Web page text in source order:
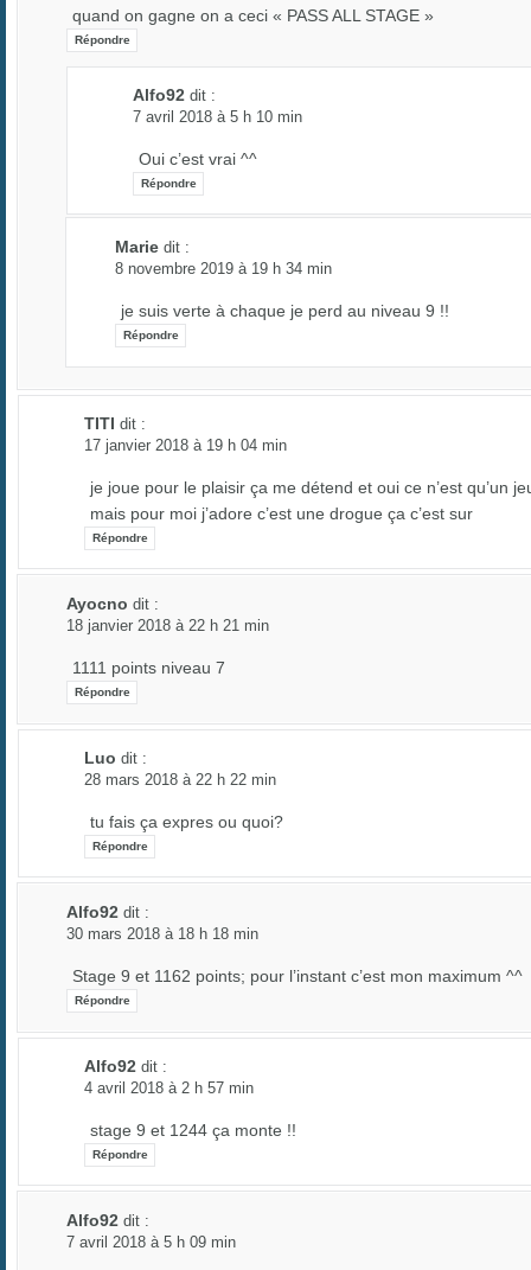
quand on gagne on a ceci « PASS ALL STAGE »
Répondre
Alfo92 dit :
7 avril 2018 à 5 h 10 min
Oui c’est vrai ^^
Répondre
Marie dit :
8 novembre 2019 à 19 h 34 min
je suis verte à chaque je perd au niveau 9 !!
Répondre
TITI dit :
17 janvier 2018 à 19 h 04 min
je joue pour le plaisir ça me détend et oui ce n’est qu’un
mais pour moi j’adore c’est une drogue ça c’est sur
Répondre
Ayocno dit :
18 janvier 2018 à 22 h 21 min
1111 points niveau 7
Répondre
Luo dit :
28 mars 2018 à 22 h 22 min
tu fais ça expres ou quoi?
Répondre
Alfo92 dit :
30 mars 2018 à 18 h 18 min
Stage 9 et 1162 points; pour l’instant c’est mon maximum ^^
Répondre
Alfo92 dit :
4 avril 2018 à 2 h 57 min
stage 9 et 1244 ça monte !!
Répondre
Alfo92 dit :
7 avril 2018 à 5 h 09 min